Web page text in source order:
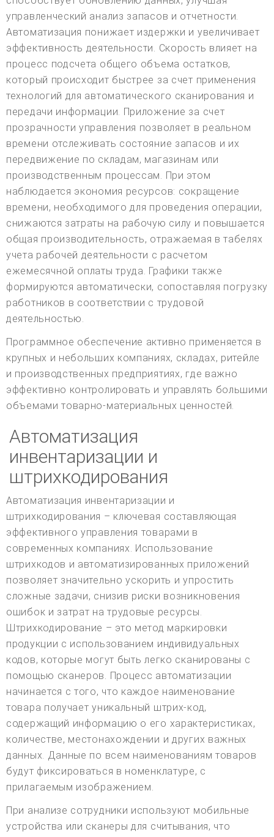
управленческий анализ запасов и отчетности.
Автоматизация понижает издержки и увеличивает
эффективность деятельности. Скорость влияет на
процесс подсчета общего объема остатков,
который происходит быстрее за счет применения
технологий для автоматического сканирования и
передачи информации. Приложение за счет
прозрачности управления позволяет в реальном
времени отслеживать состояние запасов и их
передвижение по складам, магазинам или
производственным процессам. При этом
наблюдается экономия ресурсов: сокращение
времени, необходимого для проведения операции,
снижаются затраты на рабочую силу и повышается
общая производительность, отражаемая в табелях
учета рабочей деятельности с расчетом
ежемесячной оплаты труда. Графики также
формируются автоматически, сопоставляя погрузку
работников в соответствии с трудовой
деятельностью.
Программное обеспечение активно применяется в
крупных и небольших компаниях, складах, ритейле
и производственных предприятиях, где важно
эффективно контролировать и управлять большими
объемами товарно-материальных ценностей.
Автоматизация
инвентаризации и
штрихкодирования
Автоматизация инвентаризации и
штрихкодирования – ключевая составляющая
эффективного управления товарами в
современных компаниях. Использование
штрихкодов и автоматизированных приложений
позволяет значительно ускорить и упростить
сложные задачи, снизив риски возникновения
ошибок и затрат на трудовые ресурсы.
Штрихкодирование – это метод маркировки
продукции с использованием индивидуальных
кодов, которые могут быть легко сканированы с
помощью сканеров. Процесс автоматизации
начинается с того, что каждое наименование
товара получает уникальный штрих-код,
содержащий информацию о его характеристиках,
количестве, местонахождении и других важных
данных. Данные по всем наименованиям товаров
будут фиксироваться в номенклатуре, с
прилагаемым изображением.
При анализе сотрудники используют мобильные
устройства или сканеры для считывания, что